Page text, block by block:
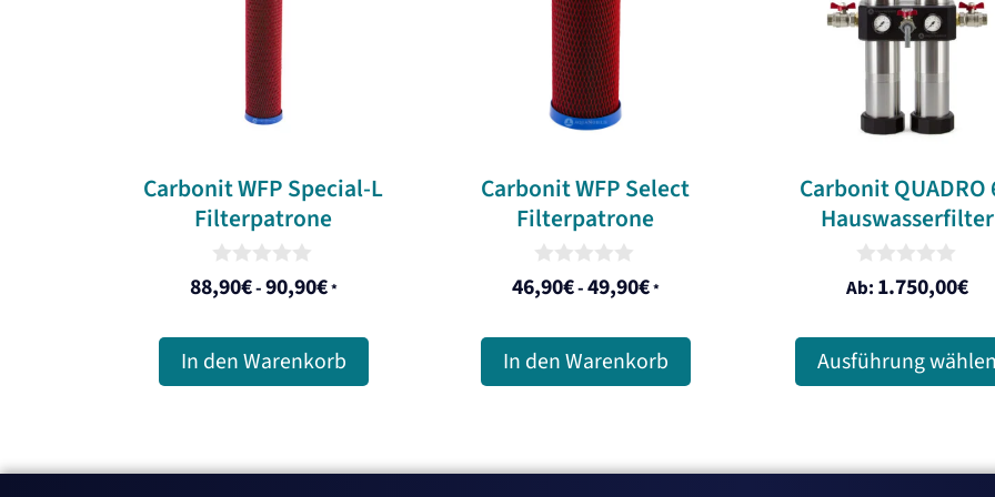
Carbonit WFP Special-L
Filterpatrone
0
o
o
f
5
88,90€-90,90€*
In den Warenkorb
Carbonit WFP Select
Filterpatrone
0
o
o
f
5
46,90€-49,90€*
In den Warenkorb
Carbonit QUADRO
Hauswasserfilter
0
o
o
f
5
Ab: 1.750,00€
Ausführung
Varianten
Produktseite